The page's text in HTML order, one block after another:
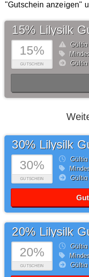
"Gutschein anzeigen"
15%
GUTSCHEIN
15% Lilysilk
Gültig
30%
GUTSCHEIN
30% Lilysilk
20%
GUTSCHEIN
20% Lilysilk